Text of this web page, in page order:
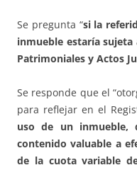
Se pregunta “si la
inmueble estaría
Patrimoniales y Actos
Se responde que el
para reflejar en el
uso de un inmueble,
contenido valuable a
de la cuota variable